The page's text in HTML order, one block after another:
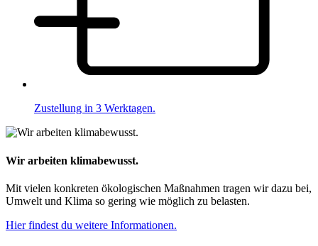
Zustellung in 3 Werktagen.
Wir arbeiten klimabewusst.
Mit vielen konkreten ökologischen Maßnahmen tragen wir dazu bei,
Umwelt und Klima so gering wie möglich zu belasten.
Hier findest du weitere Informationen.